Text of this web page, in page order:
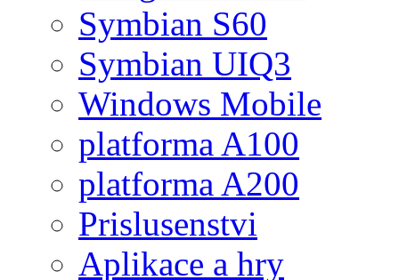
Symbian S60
Symbian UIQ3
Windows Mobile
platforma A100
platforma A200
Prislusenstvi
Aplikace a hry